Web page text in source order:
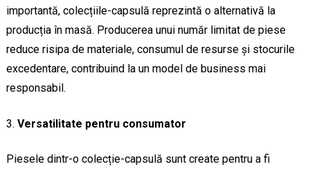
importantă, colecțiile-capsulă reprezintă o alternativă la
producția în masă. Producerea unui număr limitat de piese
reduce risipa de materiale, consumul de resurse și stocurile
excedentare, contribuind la un model de business mai
responsabil.
Versatilitate pentru consumator
Piesele dintr-o colecție-capsulă sunt create pentru a fi